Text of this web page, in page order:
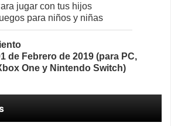
jugar con tus hijos
para niños y niñas
de Febrero de 2019 (para PC,
One y Nintendo Switch)